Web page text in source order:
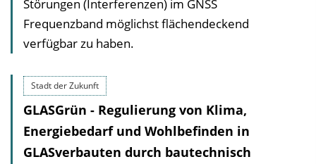
Störungen (Interferenzen) im GNSS
Frequenzband möglichst flächendeckend
verfügbar zu haben.
Stadt der Zukunft
GLASGrün - Regulierung von Klima,
Energiebedarf und Wohlbefinden in
GLASverbauten durch bautechnisch